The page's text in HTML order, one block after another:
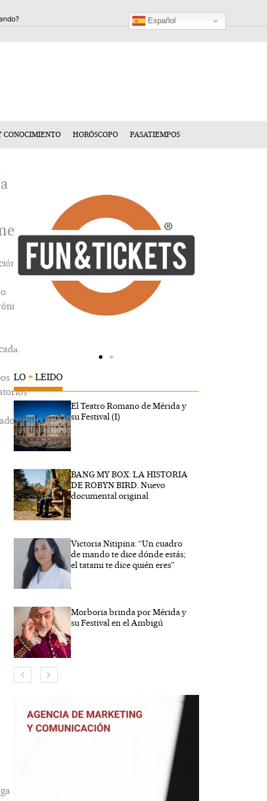
Español
CONOCIMIENTO HORÓSCOPO PASATIEMPOS
LO +LEIDO
El Teatro Romano de Mérida y
su Festival (I)
BANG MY BOX: LA HISTORIA
DE ROBYN BIRD. Nuevo
documental original
Victoria Nitipina: “Un cuadro
de mando te dice dónde estás;
el tatami te dice quién eres”
Morboria brinda por Mérida y
su Festival en el Ambigú